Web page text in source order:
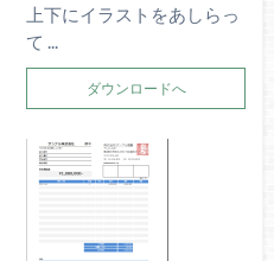
上下にイラストをあしらっ
て ...
ダウンロードへ